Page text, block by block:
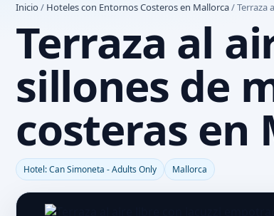
Inicio / Hoteles con Entornos Costeros en Mallorca/Terraza
Terraza al
sillones de
costeras en
Hotel: Can Simoneta - Adults Only Mallorca